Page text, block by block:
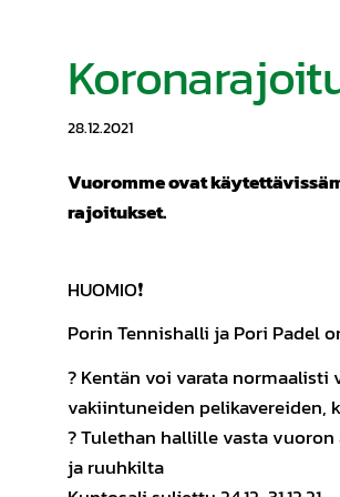
28.12.2021
Vuoromme ovat
rajoitukset.
HUOMIO❗️
Porin Tennishalli ja Pori Padel
? Kentän voi varata
vakiintuneiden pelikavereiden,
? Tulethan hallille vasta
ja ruuhkilta